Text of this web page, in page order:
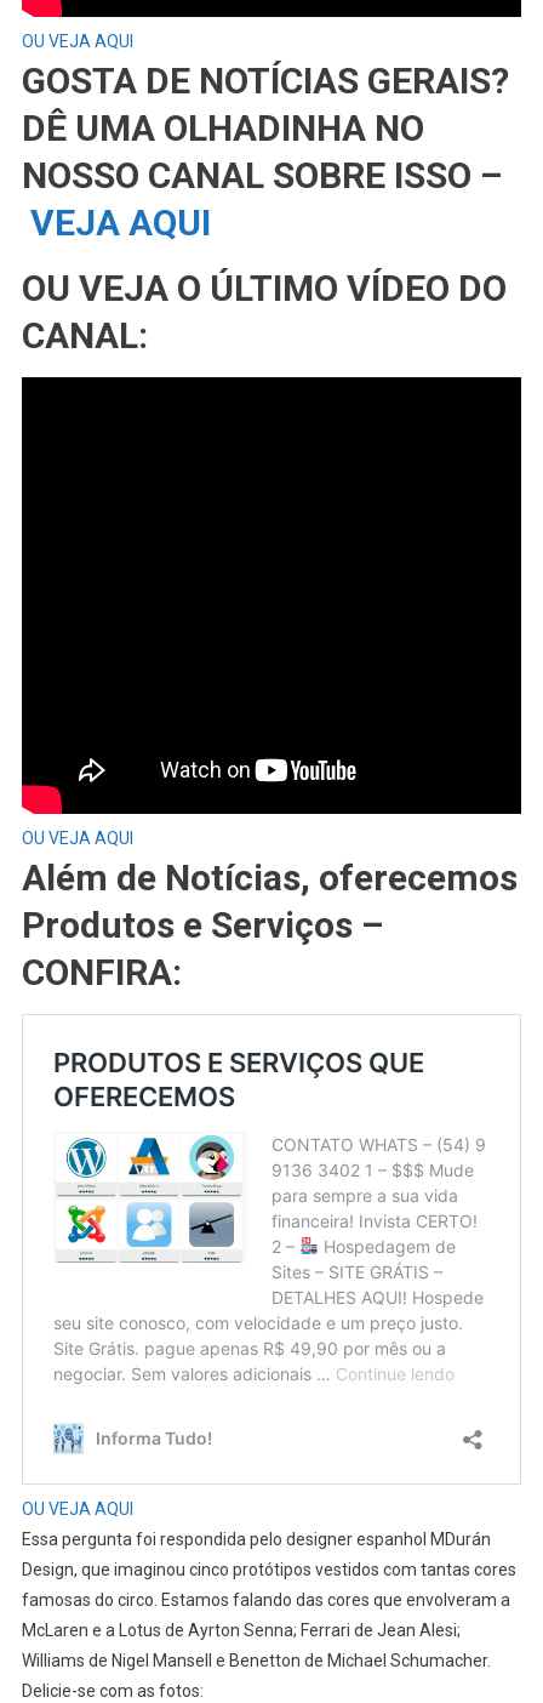
OU VEJA AQUI
GOSTA DE NOTÍCIAS GERAIS?
DÊ UMA OLHADINHA NO
NOSSO CANAL SOBRE ISSO –
VEJA AQUI
OU VEJA O ÚLTIMO VÍDEO DO
CANAL:
OU VEJA AQUI
Além de Notícias, oferecemos
Produtos e Serviços –
CONFIRA:
OU VEJA AQUI
Essa pergunta foi respondida pelo designer espanhol MDurán
Design, que imaginou cinco protótipos vestidos com tantas cores
famosas do circo. Estamos falando das cores que envolveram a
McLaren e a Lotus de Ayrton Senna; Ferrari de Jean Alesi;
Williams de Nigel Mansell e Benetton de Michael Schumacher.
Delicie-se com as fotos: